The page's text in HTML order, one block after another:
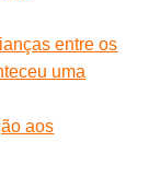
entre os
uma
aos